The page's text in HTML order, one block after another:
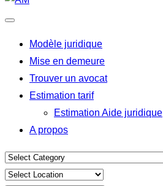
Modèle juridique
Mise en demeure
Trouver un avocat
Estimation tarif
Estimation Aide juridique
A propos